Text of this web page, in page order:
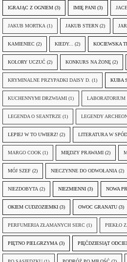
IGRAJĄC Z OGNIEM (3) IMIĘ PANI (3)
JAKUB MORTKA (1) JAKUB STERN (2)
KAMIENIEC (2) KIEDY... (2) KOCIEWSKA
KOLORY UCZUĆ (2) KONKURS NA ŻONĘ (2)
KRYMINALNE PRZYPADKI DAISY D. (1) KUBA
KUCHENNYMI DRZWIAMI (1) LABORATORIUM
LEGENDA O SEANTRZE (1) LEGENDY
LEPIEJ W TO UWIERZ! (2) LITERATURA W
MARGO COOK (1) MIĘDZY PRAWAMI (2)
MÓJ SZEF (2) NIECZYNNE DO ODWOŁANIA (2)
NIEZDOBYTA (2) NIEZMIENNI (3) NOWA
OKIEM CUDZOZIEMKI (3) OWOC GRANATU (3)
PERFUMERIA ZŁAMANYCH SERC (1) PIEKŁO
PIĘTNO PIELGRZYMA (3) PIĘĆDZIESIĄT